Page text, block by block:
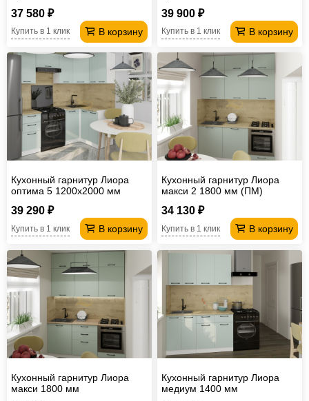
37 580 ₽
В корзину
Купить в 1 клик
39 900 ₽
В корзину
Купить в 1 клик
Кухонный гарнитур Лиора
оптима 5 1200х2000 мм
39 290 ₽
В корзину
Купить в 1 клик
Кухонный гарнитур Лиора
макси 2 1800 мм (ПМ)
34 130 ₽
В корзину
Купить в 1 клик
Кухонный гарнитур Лиора
макси 1800 мм
Кухонный гарнитур Лиора
медиум 1400 мм